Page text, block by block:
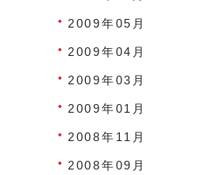
2009年05月
2009年04月
2009年03月
2009年01月
2008年11月
2008年09月